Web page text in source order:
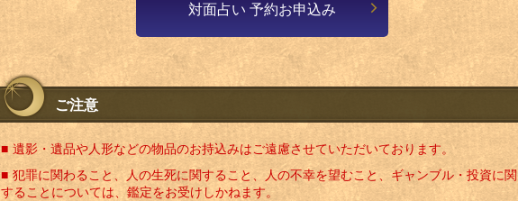
対面占い 予約お申込み
ご注意
遺影・遺品や人形などの物品のお持込みはご遠慮させていただいております。
犯罪に関わること、人の生死に関すること、人の不幸を望むこと、ギャンブル・投資に関
することについては、鑑定をお受けしかねます。